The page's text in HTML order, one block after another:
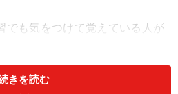
でも気をつけて覚えている人が
いと思います。
きを読む